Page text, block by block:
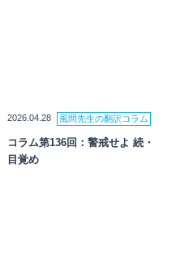
2026.04.28 風間先生の翻訳コラム
コラム第136回：警戒せよ 続・
目覚め